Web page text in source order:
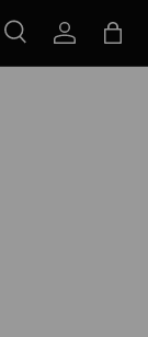
PesquisarIniciarSaco